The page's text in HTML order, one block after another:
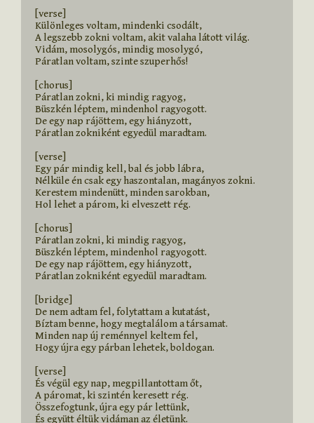
[verse]
Különleges voltam, mindenki csodált,
A legszebb zokni voltam, akit valaha látott világ.
Vidám, mosolygós, mindig mosolygó,
Páratlan voltam, szinte szuperhős!
[chorus]
Páratlan zokni, ki mindig ragyog,
Büszkén léptem, mindenhol ragyogott.
De egy nap rájöttem, egy hiányzott,
Páratlan zokniként egyedül maradtam.
[verse]
Egy pár mindig kell, bal és jobb lábra,
Nélküle én csak egy haszontalan, magányos zokni.
Kerestem mindenütt, minden sarokban,
Hol lehet a párom, ki elveszett rég.
[chorus]
Páratlan zokni, ki mindig ragyog,
Büszkén léptem, mindenhol ragyogott.
De egy nap rájöttem, egy hiányzott,
Páratlan zokniként egyedül maradtam.
[bridge]
De nem adtam fel, folytattam a kutatást,
Bíztam benne, hogy megtalálom a társamat.
Minden nap új reménnyel keltem fel,
Hogy újra egy párban lehetek, boldogan.
[verse]
És végül egy nap, megpillantottam őt,
A páromat, ki szintén keresett rég.
Összefogtunk, újra egy pár lettünk,
És együtt éltük vidáman az életünk.